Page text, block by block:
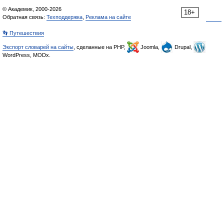
18+
© Академик, 2000-2026
Обратная связь: Техподдержка Реклама на сайте
👣 Путешествия
Экспорт словарей на сайты , сделанные на PHP, Joomla,
Drupal,
WordPress, MODx.